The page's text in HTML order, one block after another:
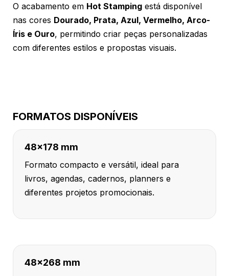
O acabamento em Hot Stamping está disponível
nas cores Dourado, Prata, Azul, Vermelho, Arco-
Íris e Ouro, permitindo criar peças personalizadas
com diferentes estilos e propostas visuais.
FORMATOS DISPONÍVEIS
48x178 mm
Formato compacto e versátil, ideal para
livros, agendas, cadernos, planners e
diferentes projetos promocionais.
48x268 mm